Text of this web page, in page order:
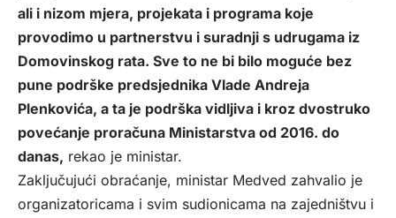
ali i nizom mjera, projekata i programa koje
provodimo u partnerstvu i suradnji s udrugama iz
Domovinskog rata. Sve to ne bi bilo moguće bez
pune podrške predsjednika Vlade Andreja
Plenkovića, a ta je podrška vidljiva i kroz dvostruko
povećanje proračuna Ministarstva od 2016. do
danas, rekao je ministar.
Zaključujući obraćanje, ministar Medved zahvalio je
organizatoricama i svim sudionicama na zajedništvu i